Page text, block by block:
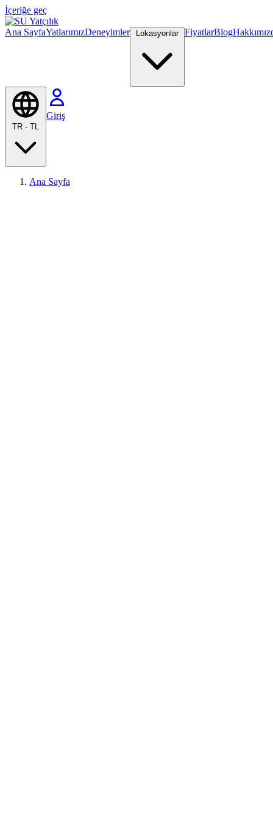
İçeriğe geç
Ana SayfaYatlarımızDeneyimler Lokasyonlar FiyatlarBlog
TR · TL
Giriş
Ana Sayfa